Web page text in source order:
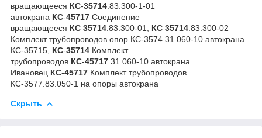
вращающееся КС-35714 .83.300-1-01
автокрана КС-45717 Соединение
вращающееся КС 35714 .83.300-01, КС 35714 .83.300-02
Комплект трубопроводов опор КС-3574.31.060-10 автокрана
КС-35715, КС-35714 Комплект
трубопроводов КС-45717 .31.060-10 автокрана
Ивановец КС-45717 Комплект трубопроводов
КС-3577.83.050-1 на опоры автокрана
Скрыть